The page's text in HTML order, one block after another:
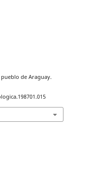
de Araguay.